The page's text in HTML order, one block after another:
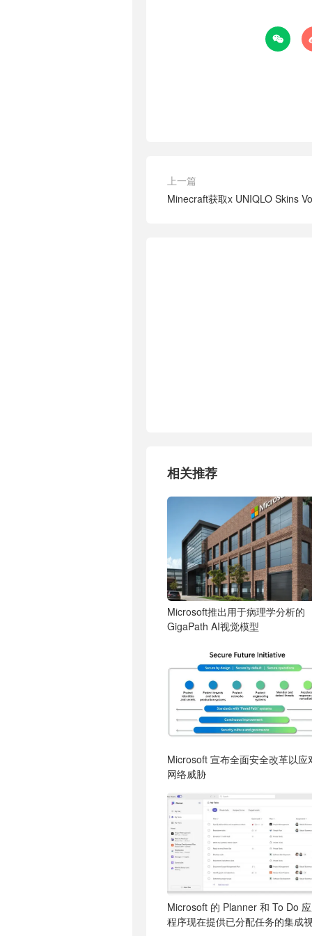

上一篇
Minecraft获取x UNIQLO Skins
相关推荐
Microsoft推出用于病理学分析的
GigaPath AI视觉模型
Microsoft 宣布全面安全改革以应
网络威胁
Microsoft 的 Planner 和 To Do
程序现在提供已分配任务的集成